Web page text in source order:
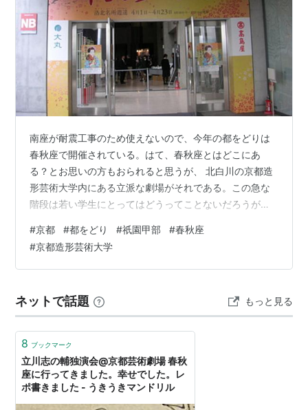
南座が耐震工事のため使えないので、今年の都をどりは
春秋座で開催されている。はて、春秋座とはどこにあ
る？とお思いの方もおられると思うが、 北白川の京都造
形芸術大学内にある立派な劇場がそれである。この急な
階段は若い学生にとってはどうってことないだろうが、
い。学生部などの事務室と同じ建物内に位置し、 舞妓さ
んと学生さんが混在する珍しい風景が見られるのも今年
だけかもしれない。芸妓さんによるお点前に付き物の都
で、毎年集めている人もいると聞く。場内は撮影禁止で
ご覧いただけないが、舞妓さんを伴った観客が３組ほ…
#京都 #都をどり #祇園甲部 #春秋座
#京都造形芸術大学
ネットで話題 もっと見る
8 ブックマーク
立川志の輔独演会@京都芸術劇場 春秋
座に行ってきました。幸せでした。レ
ポ書きました - うきうきマンドリル